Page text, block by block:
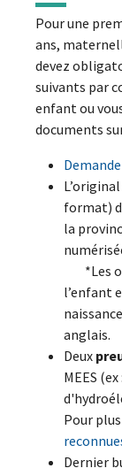
Pour une
ans,
devez
suivants par
enfant ou
documents
L’original
format)
la
*Les
l’enfant
anglais.
Deux
MEES
Pour
Dernier